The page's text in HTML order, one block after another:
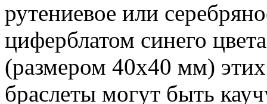
рутениевое или
циферблатом синего
(размером 40х40 мм)
браслеты могут быть